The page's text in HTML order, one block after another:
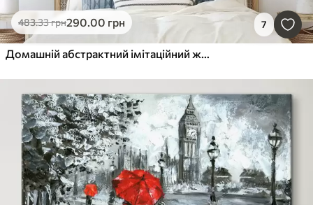
483.33грн290.00 грн 7
Домашній абстрактний імітаційний живопис